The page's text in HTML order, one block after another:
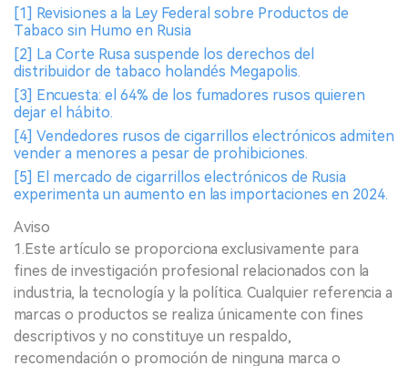
[1] Revisiones a la Ley Federal sobre Productos de
Tabaco sin Humo en Rusia
[2] La Corte Rusa suspende los derechos del
distribuidor de tabaco holandés Megapolis.
[3] Encuesta: el 64% de los fumadores rusos quieren
dejar el hábito.
[4] Vendedores rusos de cigarrillos electrónicos admiten
vender a menores a pesar de prohibiciones.
[5] El mercado de cigarrillos electrónicos de Rusia
experimenta un aumento en las importaciones en 2024.
Aviso
1.Este artículo se proporciona exclusivamente para
fines de investigación profesional relacionados con la
industria, la tecnología y la política. Cualquier referencia a
marcas o productos se realiza únicamente con fines
descriptivos y no constituye un respaldo,
recomendación o promoción de ninguna marca o